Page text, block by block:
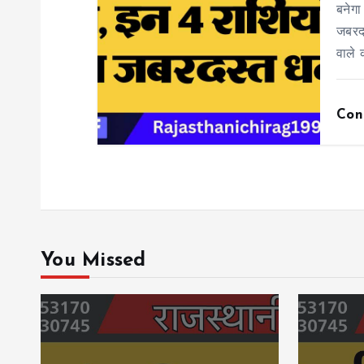
वाले
You Missed